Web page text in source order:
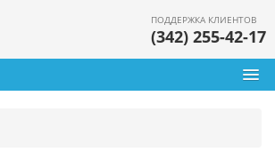
ПОДДЕРЖКА КЛИЕНТОВ
(342) 255-42-17